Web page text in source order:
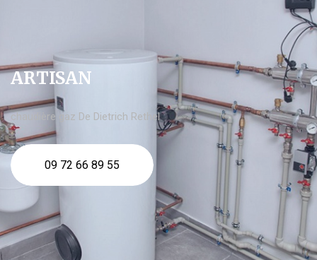
ARTISAN
chaudière gaz De Dietrich Rethel
09 72 66 89 55